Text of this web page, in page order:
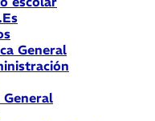
General